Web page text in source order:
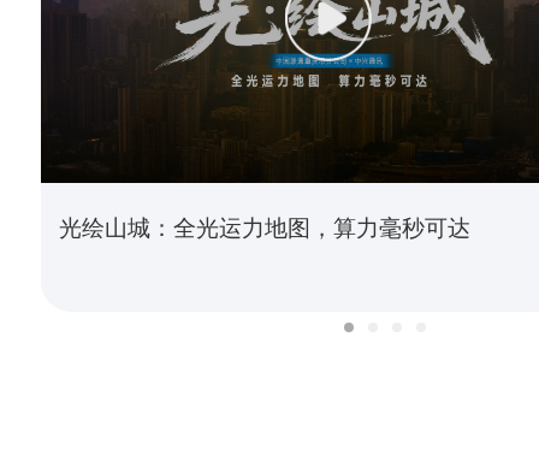
光绘山城：全光运力地图，算力毫秒可达